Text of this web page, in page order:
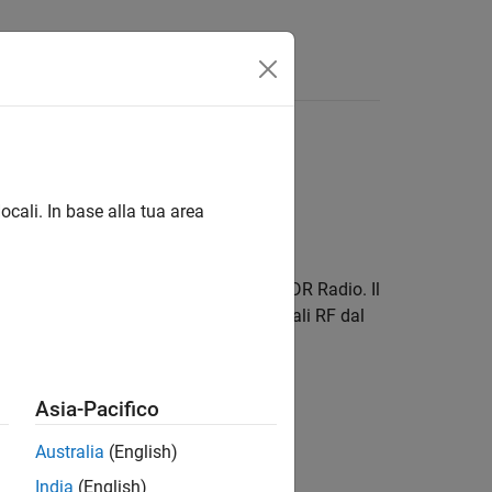
versione in inglese.
Support Package for RTL-SDR Radio. Il
standalone per la ricezione di segnali RF dal
In base alla tua area
Asia-Pacifico
Australia (English)
India (English)